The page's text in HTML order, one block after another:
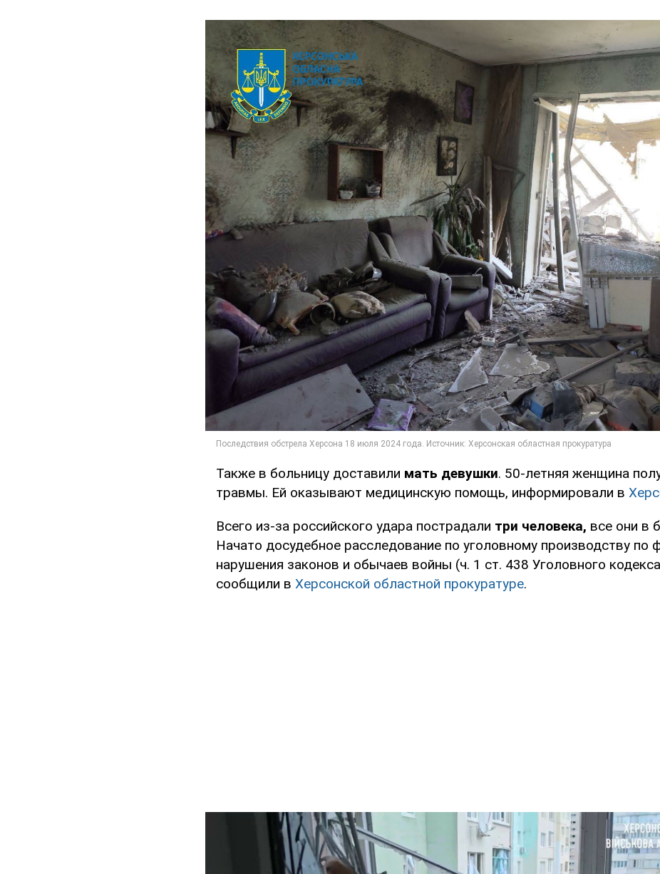
Также в больницу доставили мать девушки. 50-летняя женщина
травмы. Ей оказывают медицинскую помощь, информировали в
Всего из-за российского удара пострадали три человека, все они в
Начато досудебное расследование по уголовному производству по
нарушения законов и обычаев войны (ч. 1 ст. 438 Уголовного
сообщили в Херсонской областной прокуратуре.